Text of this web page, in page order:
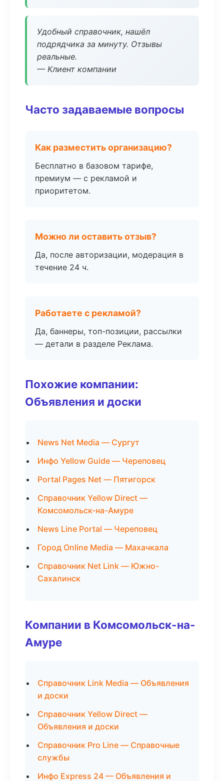
Удобный справочник, нашёл
подрядчика за минуту. Отзывы
реальные.
— Клиент компании
Часто задаваемые вопросы
Как разместить организацию?
Бесплатно в базовом тарифе,
премиум — с рекламой и
приоритетом.
Можно ли оставить отзыв?
Да, после авторизации, модерация в
течение 24 ч.
Работаете с рекламой?
Да, баннеры, топ-позиции, рассылки
— детали в разделе Реклама.
Похожие компании:
Объявления и доски
News Net Media — Сургут
Инфо Yellow Guide — Череповец
Portal Pages Net — Пятигорск
Справочник Yellow Direct —
Комсомольск-на-Амуре
News Line Portal — Череповец
Город Online Media — Махачкала
Справочник Net Link — Южно-
Сахалинск
Компании в Комсомольск-на-
Амуре
Справочник Link Media — Объявления
и доски
Справочник Yellow Direct —
Объявления и доски
Справочник Pro Line — Справочные
службы
Инфо Express 24 — Объявления и